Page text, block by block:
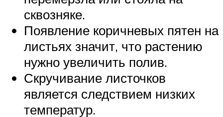
сквозняке.
Появление коричневых пятен на
листьях значит, что растению
нужно увеличить полив.
Скручивание листочков
является следствием низких
температур.